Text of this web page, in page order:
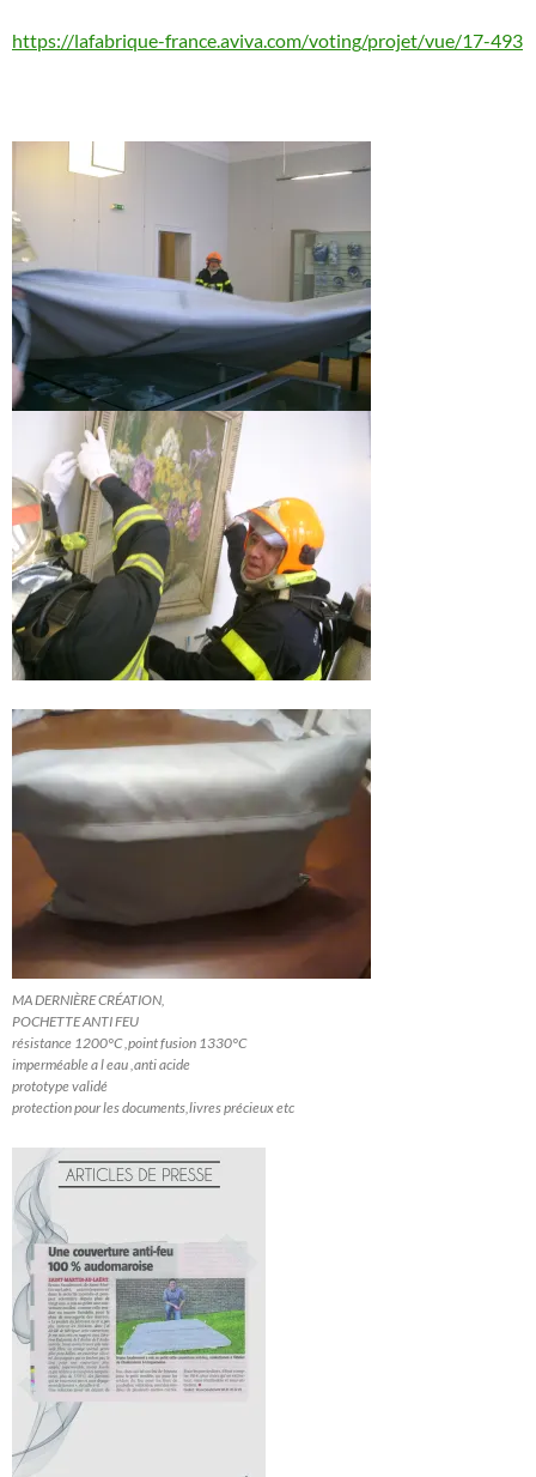
https://lafabrique-france.aviva.com/voting/projet/vue/17-493
MA DERNIÈRE CRÉATION,
POCHETTE ANTI FEU
résistance 1200°C ,point fusion 1330°C
imperméable a l eau ,anti acide
prototype validé
protection pour les documents,livres précieux etc